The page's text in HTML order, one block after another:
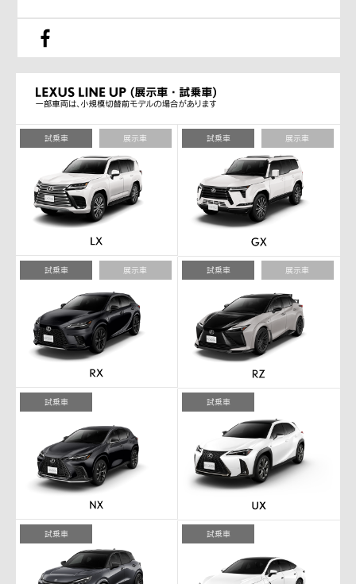
試乗車 展示車 試乗車 展示車
試乗車 展示車 試乗車 展示車
試乗車 試乗車
試乗車 試乗車